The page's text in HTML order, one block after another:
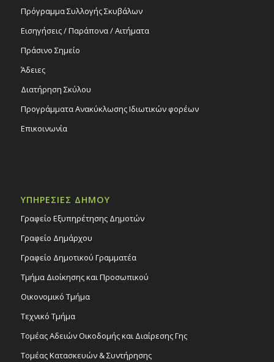
Πρόγραμμα Συλλογής Σκυβάλων
Εισηγήσεις / Παράπονα / Αιτήματα
Πράσινο Σημείο
Άδειες
Διατήρηση Σκύλου
Προγράμματα Ανακύκλωσης Ιδιωτικών φορέων
Επικοινωνία
ΥΠΗΡΕΣΙΕΣ ΔΗΜΟΥ
Γραφείο Εξυπηρέτησης Δημοτών
Γραφείο Δημάρχου
Γραφείο Δημοτικού Γραμματέα
Τμήμα Διοίκησης και Προσωπικού
Οικονομικό Τμήμα
Τεχνικό Τμήμα
Τομέας Αδειών Οικοδομής και Διαίρεσης Γης
Τομέας Κατασκευών & Συντήρησης